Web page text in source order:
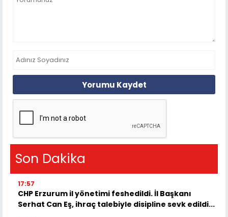
Yorumu Kaydet
Son Dakika
17:57
CHP Erzurum il yönetimi feshedildi. İl Başkanı
Serhat Can Eş, ihraç talebiyle disipline sevk edildi...